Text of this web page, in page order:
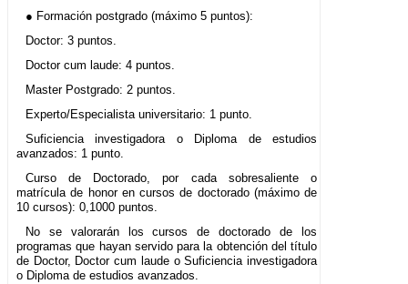
● Formación postgrado (máximo 5 puntos):
Doctor: 3 puntos.
Doctor cum laude: 4 puntos.
Master Postgrado: 2 puntos.
Experto/Especialista universitario: 1 punto.
Suficiencia investigadora o Diploma de estudios
avanzados: 1 punto.
Curso de Doctorado, por cada sobresaliente o
matrícula de honor en cursos de doctorado (máximo de
10 cursos): 0,1000 puntos.
No se valorarán los cursos de doctorado de los
programas que hayan servido para la obtención del título
de Doctor, Doctor cum laude o Suficiencia investigadora
o Diploma de estudios avanzados.